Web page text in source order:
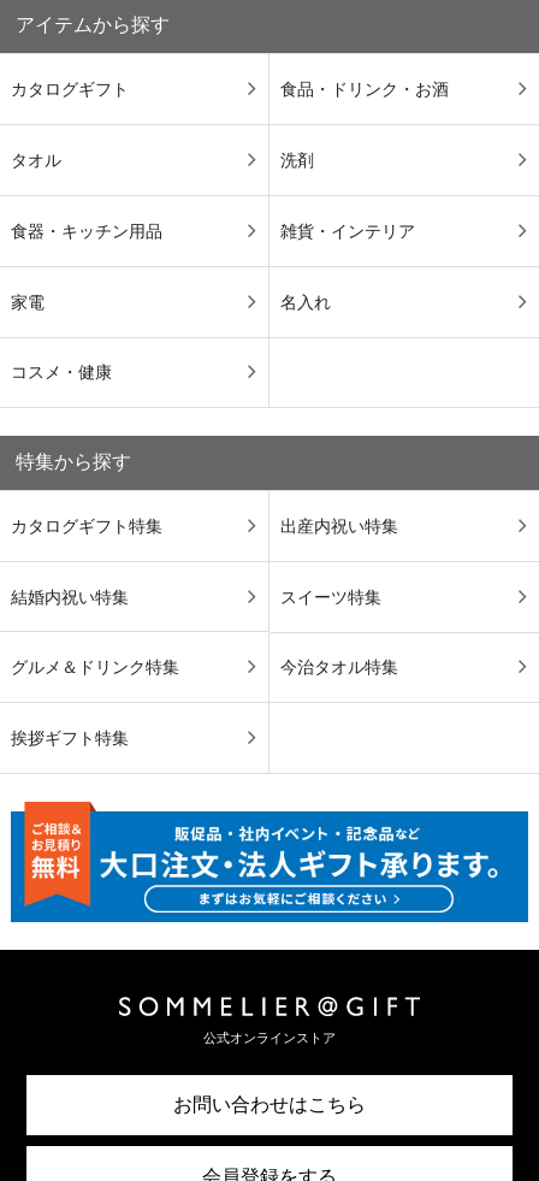
アイテムから探す
カタログギフト 食品・ドリンク・お酒
タオル 洗剤
食器・キッチン用品 雑貨・インテリア
家電 名入れ
コスメ・健康
特集から探す
カタログギフト特集 出産内祝い特集
結婚内祝い特集 スイーツ特集
グルメ＆ドリンク特集 今治タオル特集
挨拶ギフト特集
公式オンラインストア
お問い合わせはこちら
会員登録をする